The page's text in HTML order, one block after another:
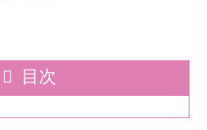
目次